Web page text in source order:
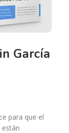
García
para que el